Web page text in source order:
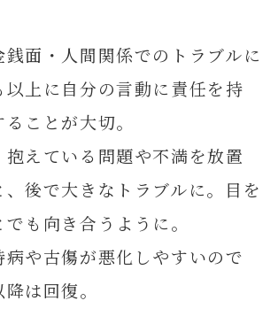
面・人間関係でのトラブルに
以上に自分の言動に責任を持
ことが大切。
抱えている問題や不満を放置
、後で大きなトラブルに。目を
も向き合うように。
病や古傷が悪化しやすいので
は回復。